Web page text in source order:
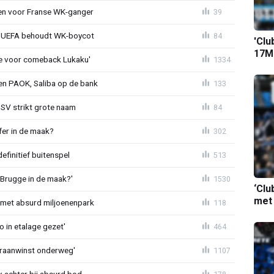
voor Franse WK-ganger 39
behoudt WK-boycot 84
voor comeback Lukaku' 1334
PAOK, Saliba op de bank 133
strikt grote naam 84
in de maak? 302
buitenspel 513
in de maak?' 1530
absurd miljoenenpark 118
in etalage gezet' 464
onderweg' 1107
met